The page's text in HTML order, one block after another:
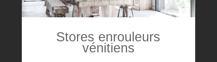
Stores enrouleurs
vénitiens